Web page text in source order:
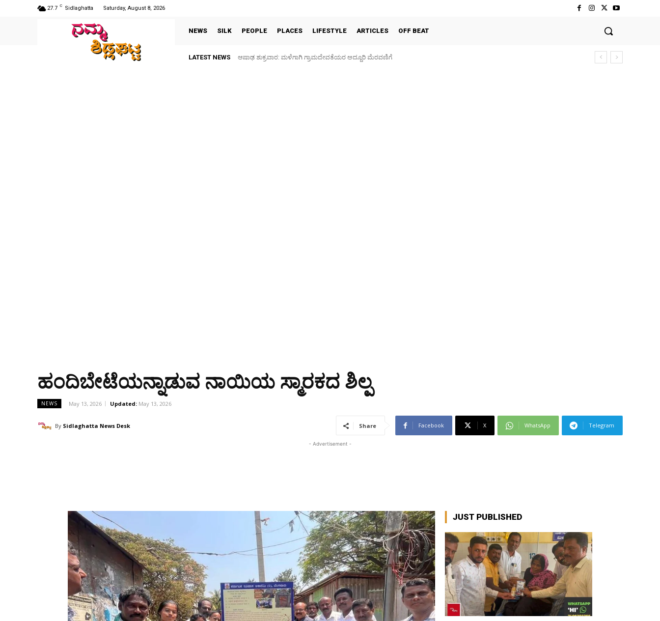
27.7 C Sidlaghatta Saturday, August 8, 2026
NEWS SILK PEOPLE PLACES LIFESTYLE ARTICLES OFF BEAT
LATEST NEWSಆಷಾಢ ಶುಕ್ರವಾರ: ಮಳೆಗಾಗಿ ಗ್ರಾಮದೇವತೆಯರ ಅದ್ದೂರಿ ಮೆರವಣಿಗೆ
ಫುಟ್‌ ಪಾತ್ ಒತ್ತುವರಿ ತೆರವಿಗೆ ಎರಡು ದಿನ ಗಡುವು: ಪೊಲೀಸ್ ಎಚ್ಚರಿಕೆ
ಹಂದಿಬೇಟೆಯನ್ನಾಡುವ ನಾಯಿಯ ಸ್ಮಾರಕದ ಶಿಲ್ಪ
NEWS May 13, 2026 Updated: May 13, 2026
By Sidlaghatta News Desk Share Facebook X WhatsApp Telegram
- Advertisement -
JUST PUBLISHED